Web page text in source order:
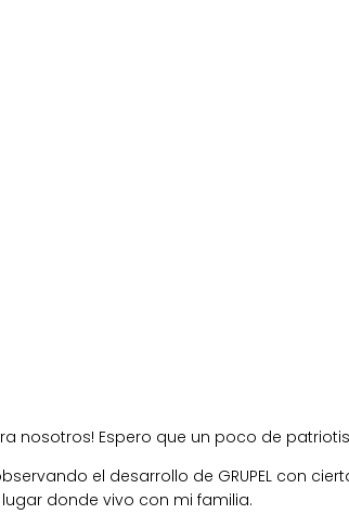
nosotros! Espero que un poco de
el desarrollo de GRUPEL con
donde vivo con mi familia.